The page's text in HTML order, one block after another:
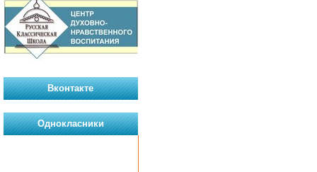
Вконтакте
Однокласники